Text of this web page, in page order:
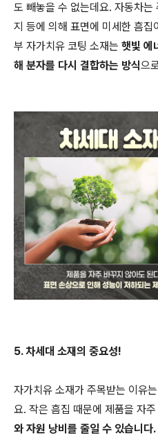
도 빼놓을 수 없는데요. 자동차
지 등에 의해 표면에 미세한 흠집
부 자가치유 코팅 소재는 햇빛 에
해 분자를 다시 결합하는 방식으
5. 차세대 소재의 중요성!
자가치유 소재가 주목받는 이유
요. 작은 흠집 때문에 제품을 자
와 자원 낭비를 줄일 수 있습니다.